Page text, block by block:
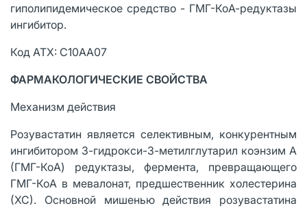
гиполипидемическое средство - ГМГ-КоА-редуктазы
ингибитор.
Код АТХ: C10AA07
ФАРМАКОЛОГИЧЕСКИЕ СВОЙСТВА
Механизм действия
Розувастатин является селективным, конкурентным
ингибитором 3-гидрокси-3-метилглутарил коэнзим А
(ГМГ-КоА) редуктазы, фермента, превращающего
ГМГ-КоА в мевалонат, предшественник холестерина
(ХС). Основной мишенью действия розувастатина